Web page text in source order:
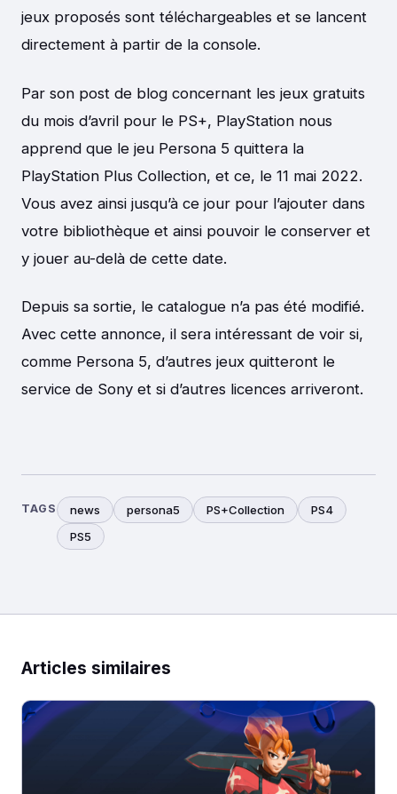
jeux proposés sont téléchargeables et se lancent
directement à partir de la console.
Par son post de blog concernant les jeux gratuits
du mois d’avril pour le PS+, PlayStation nous
apprend que le jeu Persona 5 quittera la
PlayStation Plus Collection, et ce, le 11 mai 2022.
Vous avez ainsi jusqu’à ce jour pour l’ajouter dans
votre bibliothèque et ainsi pouvoir le conserver et
y jouer au-delà de cette date.
Depuis sa sortie, le catalogue n’a pas été modifié.
Avec cette annonce, il sera intéressant de voir si,
comme Persona 5, d’autres jeux quitteront le
service de Sony et si d’autres licences arriveront.
TAGS news persona5 PS+Collection
PS4
PS5
Articles similaires